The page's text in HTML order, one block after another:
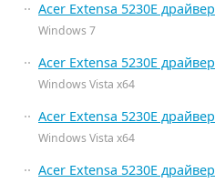
Acer Extensa 5230E
Windows 7
Acer Extensa 5230E
Windows Vista x64
Acer Extensa 5230E
Windows Vista x64
Acer Extensa 5230E